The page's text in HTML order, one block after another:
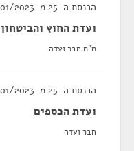
הכנסת ה-25 מ-17/01/2023 עד 13/02/2023
ועדת החוץ והביטחון
מ"מ חבר ועדה
הכנסת ה-25 מ-04/01/2023 עד 13/02/2023
ועדת הכספים
חבר ועדה